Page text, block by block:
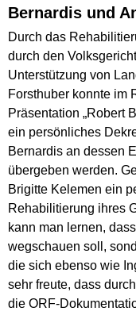
Bernardis und
Durch das
durch den
Unterstützung von
Forsthuber konnte im
Präsentation „Robert
ein persönliches
Bernardis an dessen
übergeben werden.
Brigitte Kelemen ein
Rehabilitierung ihres
kann man lernen,
wegschauen soll,
die sich ebenso wie
sehr freute, dass
die ORF-